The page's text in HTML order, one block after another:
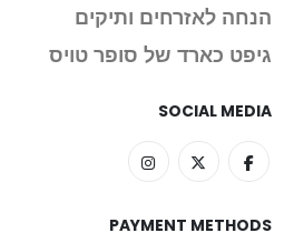
הנחה לאזרחים ותיקים
גיפט כארד של סופר טויס
SOCIAL MEDIA
PAYMENT METHODS